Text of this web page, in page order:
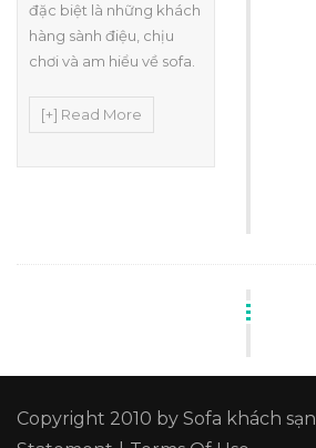
đặc biệt là những khách
hàng sành điệu, chịu
chơi và am hiểu về sofa.
[+] Read More
Copyright 2010 by Sofa khách sạn